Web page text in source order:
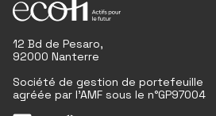
12 Bd de Pesaro,
92000 Nanterre
Société de gestion de portefeuille
agréée par l'AMF sous le n°GP97004